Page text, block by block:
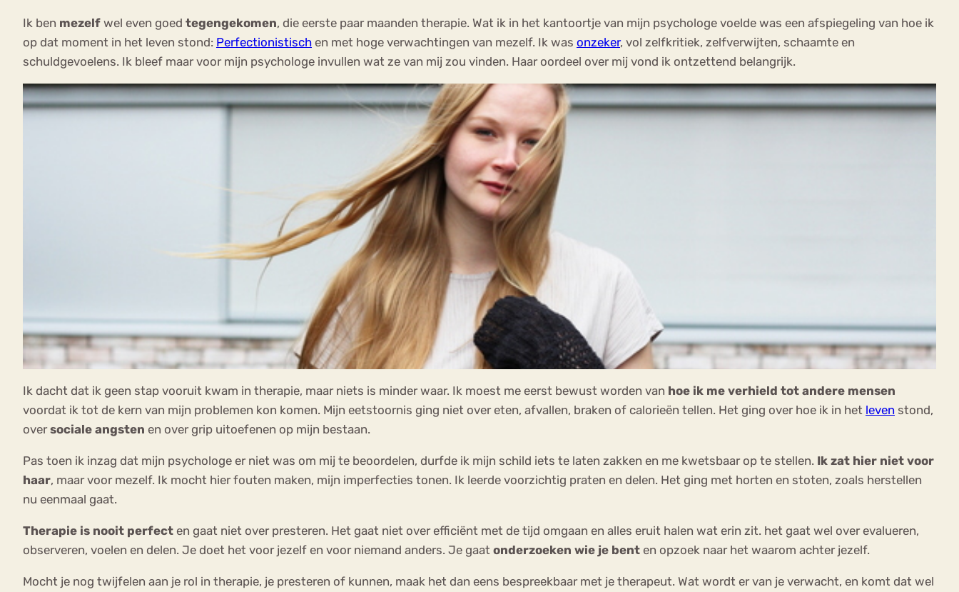
Ik ben mezelf wel even goed tegengekomen, die eerste paar maanden therapie. Wat ik in het kantoortje van mijn psychologe voelde was een afspiegeling van hoe ik
op dat moment in het leven stond: Perfectionistisch en met hoge verwachtingen van mezelf. Ik was onzeker, vol zelfkritiek, zelfverwijten, schaamte en
schuldgevoelens. Ik bleef maar voor mijn psychologe invullen wat ze van mij zou vinden. Haar oordeel over mij vond ik ontzettend belangrijk.
Ik dacht dat ik geen stap vooruit kwam in therapie, maar niets is minder waar. Ik moest me eerst bewust worden van hoe ik me verhield tot andere mensen
voordat ik tot de kern van mijn problemen kon komen. Mijn eetstoornis ging niet over eten, afvallen, braken of calorieën tellen. Het ging over hoe ik in het leven stond,
oversociale angsten en over grip uitoefenen op mijn bestaan.
Pas toen ik inzag dat mijn psychologe er niet was om mij te beoordelen, durfde ik mijn schild iets te laten zakken en me kwetsbaar op te stellen. Ik zat hier niet voor
haar, maar voor mezelf. Ik mocht hier fouten maken, mijn imperfecties tonen. Ik leerde voorzichtig praten en delen. Het ging met horten en stoten, zoals herstellen
nu eenmaal gaat.
Therapie is nooit perfect en gaat niet over presteren. Het gaat niet over efficiënt met de tijd omgaan en alles eruit halen wat erin zit. het gaat wel over evalueren,
observeren, voelen en delen. Je doet het voor jezelf en voor niemand anders. Je gaat onderzoeken wie je bent en opzoek naar het waarom achter jezelf.
Mocht je nog twijfelen aan je rol in therapie, je presteren of kunnen, maak het dan eens bespreekbaar met je therapeut. Wat wordt er van je verwacht, en komt dat wel